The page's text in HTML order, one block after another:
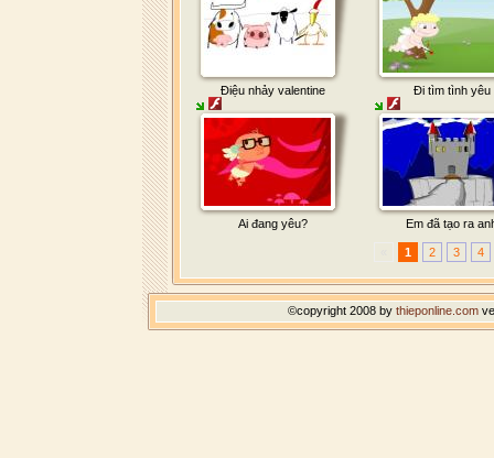
Điệu nhảy valentine Đi tìm tình yêu
Ai đang yêu? Em đã tạo ra
1 2 3 4
©copyright 2008 by thieponline.com